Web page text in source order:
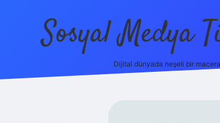
Sosyal Medya
Dijital dünyada neşeli bir